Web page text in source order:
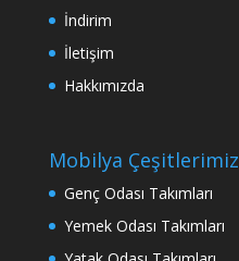
İndirim
İletişim
Hakkımızda
Mobilya Çeşitlerimiz
Genç Odası Takımları
Yemek Odası Takımları